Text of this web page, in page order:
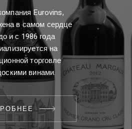
Eurovins,
в самом сердце
и с 1986 года
на
торговле
винами.